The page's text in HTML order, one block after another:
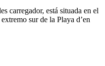
carregador, está situada en el
sur de la Playa d’en